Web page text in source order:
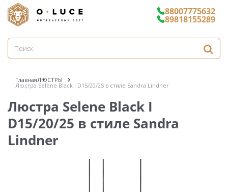
88007775632
89818155289
ГлавнаяЛЮСТРЫ
Люстра Selene Black I D15/20/25 в стиле Sandra Lindner
Люстра Selene Black I
D15/20/25 в стиле Sandra
Lindner